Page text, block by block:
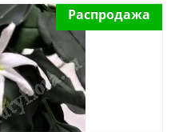
Распродажа